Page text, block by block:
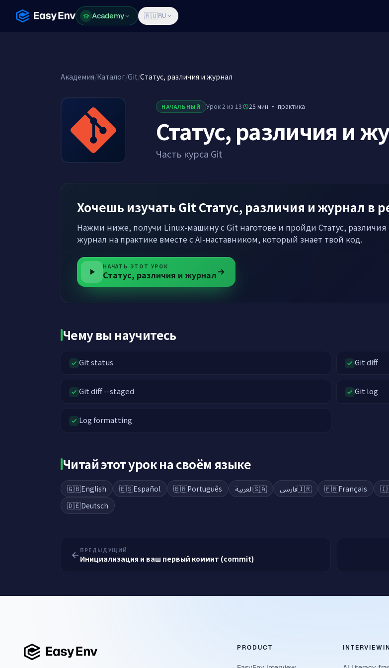
Academy
Academy 🇷🇺RU
Академия/Каталог/Git/Статус, различия и журнал
НАЧАЛЬНЫЙ Урок 2 из 13 25 мин ·практика
Статус, различия и
Часть курса Git
Хочешь изучать Git Статус, различия и журнал в
Нажми ниже, получи Linux-машину с Git наготове и пройди Статус, различия
журнал на практике вместе с AI-наставником, который знает твой код.
НАЧАТЬ ЭТОТ УРОК
Статус, различия и журнал
Чему вы научитесь
Git status Git diff
Git diff --staged Git log
Log formatting
Читай этот урок на своём языке
🇬🇧English 🇪🇸Español 🇧🇷Português 🇸🇦العربية 🇮🇷فارسی 🇫🇷Français
🇩🇪Deutsch
ПРЕДЫДУЩИЙ
Инициализация и ваш первый коммит (commit)
PRODUCT